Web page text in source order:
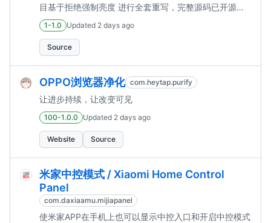
目基于拒绝强制亮度 进行全套重写，完整源码已开源
UnlockBrightness。 感谢 LSPilot 提供核心逆向思路，
DeepSeek‑API 帮助项目开发。
1-1.0 Updated 2 days ago
Source
OPPO浏览器净化 com.heytap.purify
让进步持续，让改变可见
100-1.0.0 Updated 2 days ago
Website Source
米家中控模式 / Xiaomi Home Control
Panel
com.daxiaamu.mijiapanel
使米家APP在手机上也可以显示中控入口和开启中控模式